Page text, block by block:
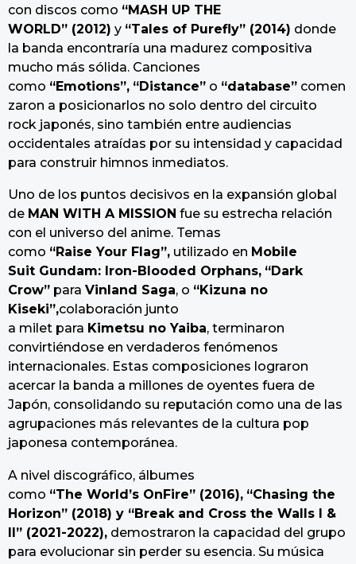
con discos como “MASH UP THE
WORLD” (2012) y “Tales of Purefly” (2014) donde
la banda encontraría una madurez compositiva
mucho más sólida. Canciones
como “Emotions”, “Distance” o “database” comen
zaron a posicionarlos no solo dentro del circuito
rock japonés, sino también entre audiencias
occidentales atraídas por su intensidad y capacidad
para construir himnos inmediatos.
Uno de los puntos decisivos en la expansión global
de MAN WITH A MISSION fue su estrecha relación
con el universo del anime. Temas
como “Raise Your Flag”, utilizado en Mobile
Suit Gundam: Iron- Blooded Orphans, “Dark
Crow” para Vinland Saga, o “Kizuna no
Kiseki”,colaboración junto
a milet para Kimetsu noYaiba, terminaron
convirtiéndose en verdaderos fenómenos
internacionales. Estas composiciones lograron
acercar la banda a millones de oyentes fuera de
Japón, consolidando su reputación como una de las
agrupaciones más relevantes de la cultura pop
japonesa contemporánea.
A nivel discográfico, álbumes
como “The World’s OnFire” (2016), “Chasing the
Horizon” (2018) y “Break and Cross the Walls I &
II” (2021-2022), demostraron la capacidad del grupo
para evolucionar sin perder su esencia. Su música